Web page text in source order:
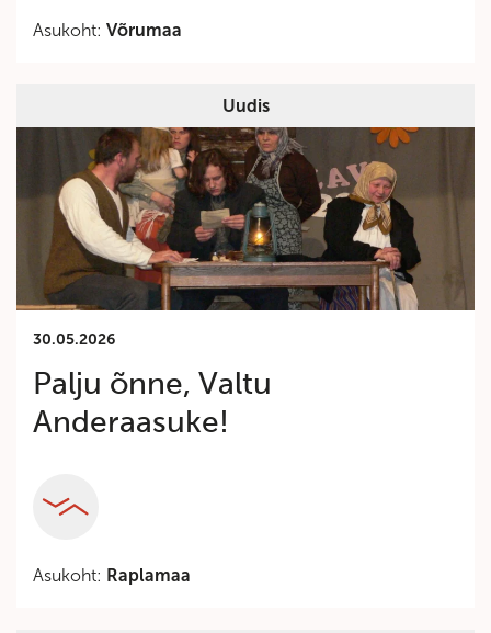
Asukoht: Võrumaa
Uudis
30.05.2026
Palju õnne, Valtu
Anderaasuke!
Asukoht: Raplamaa